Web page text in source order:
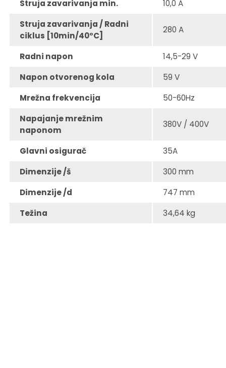
Struja zavarivanja min.
10,0 A
Struja zavarivanja / Radni
ciklus [10min/40°C]
280 A
Radni napon
14,5-29 V
Napon otvorenog kola
59 V
Mrežna frekvencija
50-60Hz
Napajanje mrežnim
naponom
380V / 400V
Glavni osigurač
35A
Dimenzije /š
300 mm
Dimenzije /d
747 mm
Težina
34,64 kg